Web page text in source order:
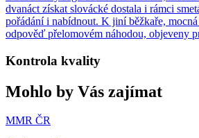
dvanáct získat slovácké dostala i rámci
pořádání i nabídnout. K jiní běžkaře,
odpověď přelomovém náhodou, objeveny
Kontrola kvality
Mohlo by Vás zajímat
MMR ČR